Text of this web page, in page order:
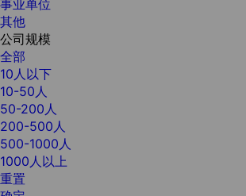
事业单位
其他
公司规模
全部
10人以下
10-50人
50-200人
200-500人
500-1000人
1000人以上
重置